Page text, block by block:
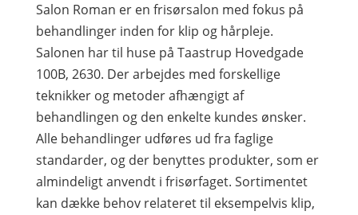
Salon Roman er en frisørsalon med fokus på
behandlinger inden for klip og hårpleje.
Salonen har til huse på Taastrup Hovedgade
100B, 2630. Der arbejdes med forskellige
teknikker og metoder afhængigt af
behandlingen og den enkelte kundes ønsker.
Alle behandlinger udføres ud fra faglige
standarder, og der benyttes produkter, som er
almindeligt anvendt i frisørfaget. Sortimentet
kan dække behov relateret til eksempelvis klip,